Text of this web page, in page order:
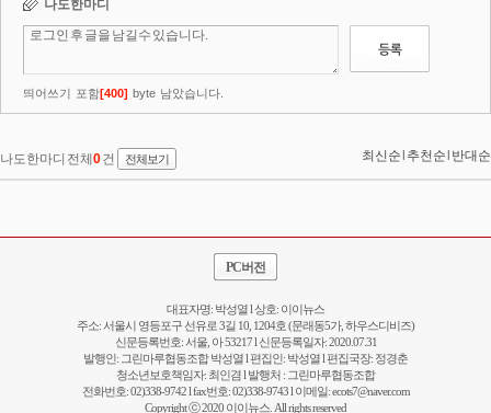
PC버전
대표자명: 박성열 l 상호: 이이뉴스
주소: 서울시 영등포구 선유로 3길 10, 1204호 (문래동5가, 하우스디비즈)
신문등록번호: 서울, 아 53217 l 신문등록일자: 2020.07.31
발행인: 그린마루협동조합 박성열 l 편집인: 박성열 l 편집국장: 정경춘
청소년보호책임자: 최인겸 l 발행처 : 그린마루협동조합
전화번호: 02)338-9742 l fax번호: 02)338-9743 l 이메일:ecots7@naver.com
Copyright ⓒ 2020 이이뉴스. All rights reserved